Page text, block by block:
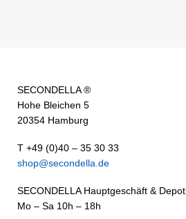
SECONDELLA ®
Hohe Bleichen 5
20354 Hamburg
T +49 (0)40 – 35 30 33
shop@secondella.de
SECONDELLA Hauptgeschäft & Depot
Mo – Sa 10h – 18h